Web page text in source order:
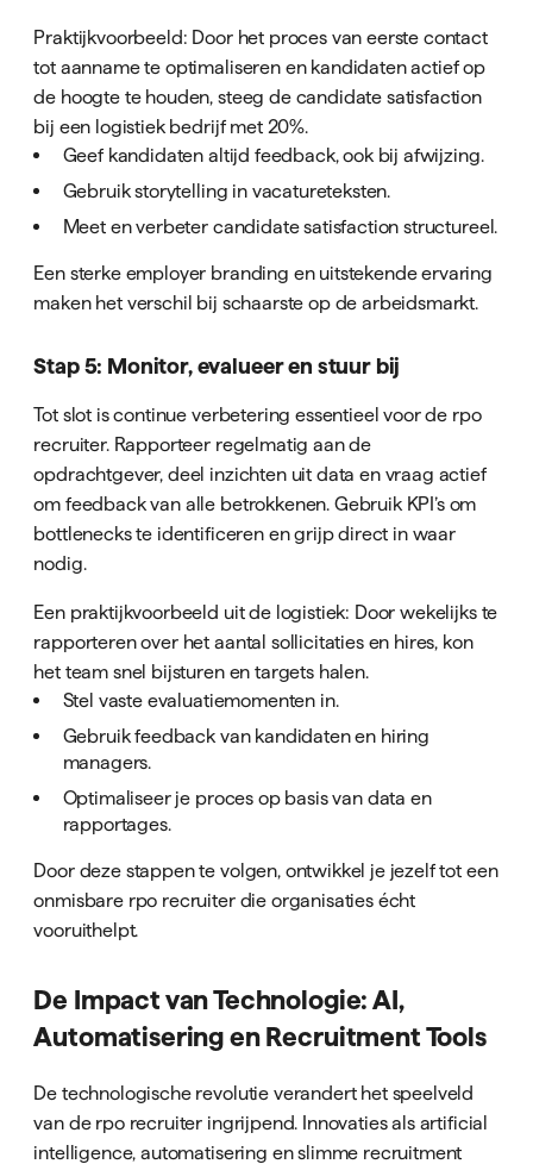
Praktijkvoorbeeld: Door het proces van eerste contact
tot aanname te optimaliseren en kandidaten actief op
de hoogte te houden, steeg de candidate satisfaction
bij een logistiek bedrijf met 20%.
Geef kandidaten altijd feedback, ook bij afwijzing.
Gebruik storytelling in vacatureteksten.
Meet en verbeter candidate satisfaction structureel.
Een sterke employer branding en uitstekende ervaring
maken het verschil bij schaarste op de arbeidsmarkt.
Stap 5: Monitor, evalueer en stuur bij
Tot slot is continue verbetering essentieel voor de rpo
recruiter. Rapporteer regelmatig aan de
opdrachtgever, deel inzichten uit data en vraag actief
om feedback van alle betrokkenen. Gebruik KPI’s om
bottlenecks te identificeren en grijp direct in waar
nodig.
Een praktijkvoorbeeld uit de logistiek: Door wekelijks te
rapporteren over het aantal sollicitaties en hires, kon
het team snel bijsturen en targets halen.
Stel vaste evaluatiemomenten in.
Gebruik feedback van kandidaten en hiring
managers.
Optimaliseer je proces op basis van data en
rapportages.
Door deze stappen te volgen, ontwikkel je jezelf tot een
onmisbare rpo recruiter die organisaties écht
vooruithelpt.
De Impact van Technologie: AI,
Automatisering en Recruitment Tools
De technologische revolutie verandert het speelveld
van de rpo recruiter ingrijpend. Innovaties als artificial
intelligence, automatisering en slimme recruitment